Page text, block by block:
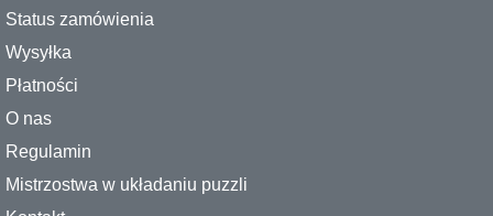
Status zamówienia
Wysyłka
Płatności
O nas
Regulamin
Mistrzostwa w układaniu puzzli